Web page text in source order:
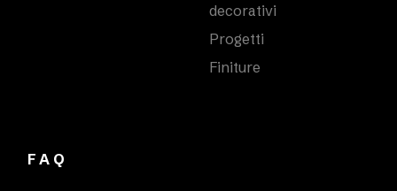
decorativi
Progetti
Finiture
FAQ